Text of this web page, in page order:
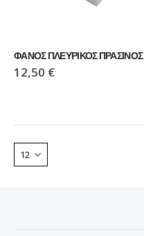
ΦΑΝΟΣ ΠΛΕΥΡΙΚΟΣ ΠΡΑΣΙΝΟΣ
12,50 €